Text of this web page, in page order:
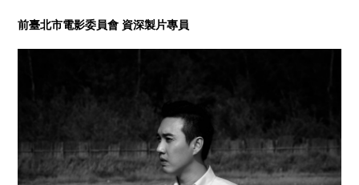
前臺北市電影委員會 資深製片專員